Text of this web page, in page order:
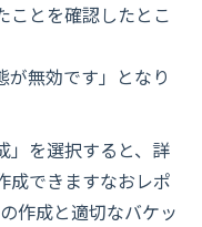
ことを確認したとこ
が無効です」となり
」を選択すると、詳
成できますなおレポ
作成と適切なバケッ